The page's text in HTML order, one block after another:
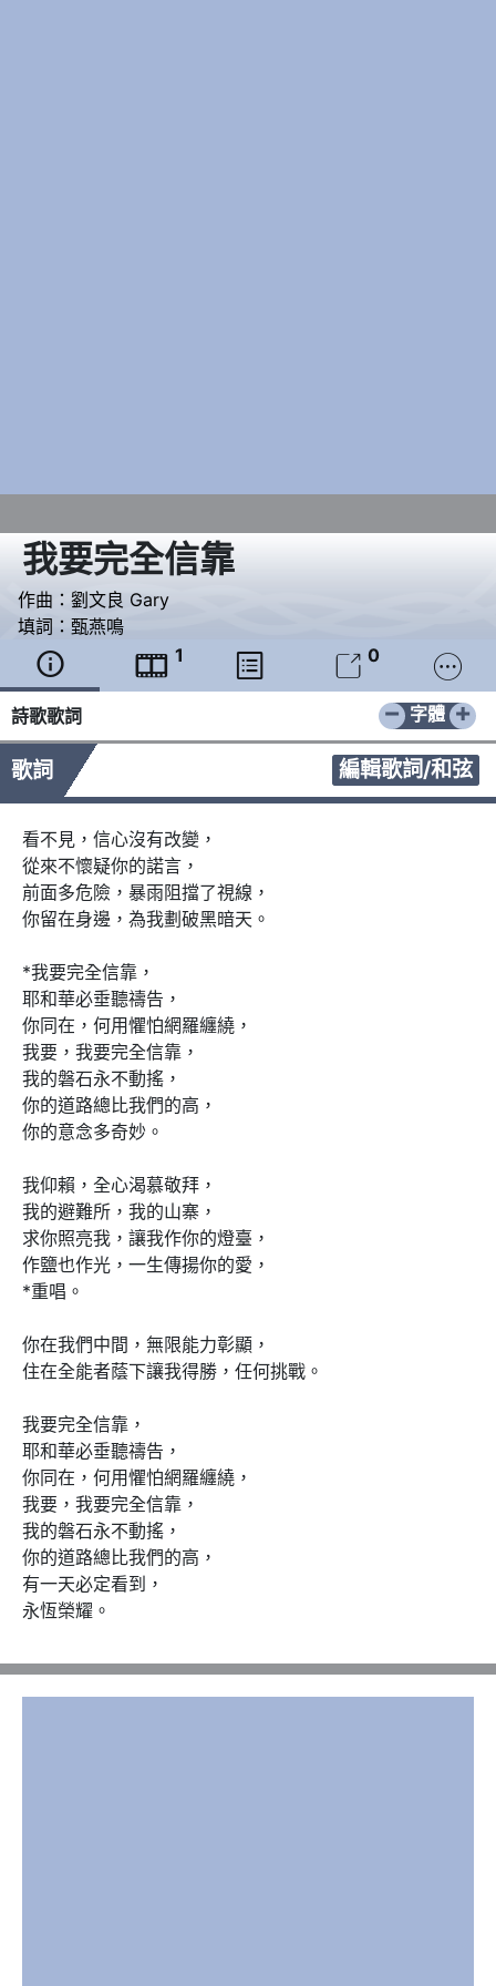
我要完全信靠
作曲： 劉文良 Gary
填詞： 甄燕鳴
  1   0 
詩歌歌詞 − +
字體
歌詞 編輯歌詞/和弦
看不見，信心沒有改變，
從來不懷疑你的諾言，
前面多危險，暴雨阻擋了視線，
你留在身邊，為我劃破黑暗天。
*我要完全信靠，
耶和華必垂聽禱告，
你同在，何用懼怕網羅纏繞，
我要，我要完全信靠，
我的磐石永不動搖，
你的道路總比我們的高，
你的意念多奇妙。
我仰賴，全心渴慕敬拜，
我的避難所，我的山寨，
求你照亮我，讓我作你的燈臺，
作鹽也作光，一生傳揚你的愛，
*重唱。
你在我們中間，無限能力彰顯，
住在全能者蔭下讓我得勝，任何挑戰。
我要完全信靠，
耶和華必垂聽禱告，
你同在，何用懼怕網羅纏繞，
我要，我要完全信靠，
我的磐石永不動搖，
你的道路總比我們的高，
有一天必定看到，
永恆榮耀。